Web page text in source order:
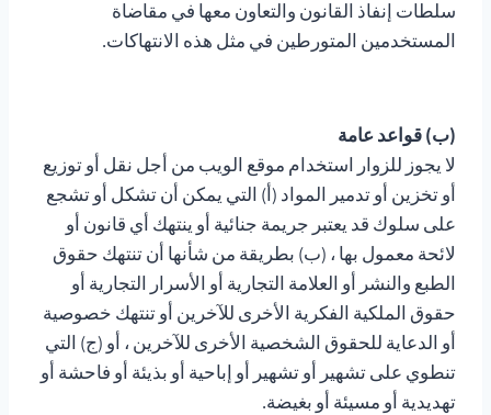
سلطات إنفاذ القانون والتعاون معها في مقاضاة
المستخدمين المتورطين في مثل هذه الانتهاكات.
(ب) قواعد عامة
لا يجوز للزوار استخدام موقع الويب من أجل نقل أو توزيع
أو تخزين أو تدمير المواد (أ) التي يمكن أن تشكل أو تشجع
على سلوك قد يعتبر جريمة جنائية أو ينتهك أي قانون أو
لائحة معمول بها ، (ب) بطريقة من شأنها أن تنتهك حقوق
الطبع والنشر أو العلامة التجارية أو الأسرار التجارية أو
حقوق الملكية الفكرية الأخرى للآخرين أو تنتهك خصوصية
أو الدعاية للحقوق الشخصية الأخرى للآخرين ، أو (ج) التي
تنطوي على تشهير أو تشهير أو إباحية أو بذيئة أو فاحشة أو
تهديدية أو مسيئة أو بغيضة.